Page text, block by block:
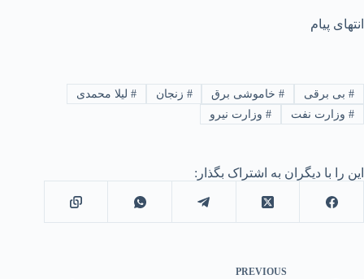
انتهای پیام
#بی برقی #خاموشی برق # زنجان # لیلا محمدی
#وزارت نفت #وزارت نیرو
این را با دیگران به اشتراک بگذار:
PREVIOUS